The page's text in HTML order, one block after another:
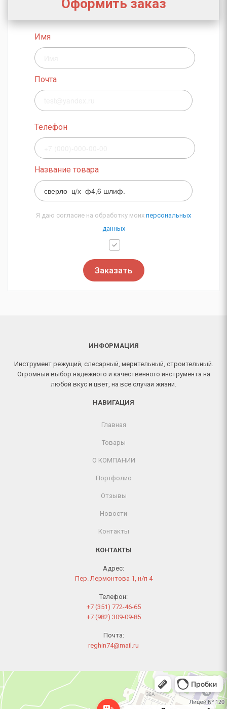
Оформить заказ
Имя
Почта
Телефон
Название товара
Я даю согласие на обработку моих персональных
данных
Заказать
ИНФОРМАЦИЯ
Инструмент режущий, слесарный, мерительный, строительный.
Огромный выбор надежного и качественного инструмента на
любой вкус и цвет, на все случаи жизни.
НАВИГАЦИЯ
Главная
Товары
О КОМПАНИИ
Портфолио
Отзывы
Новости
Контакты
КОНТАКТЫ
Адрес:
Пер. Лермонтова 1, н/п 4
Телефон:
+7 (351) 772-46-65
+7 (982) 309-09-85
Почта:
reghin74@mail.ru
Челябинск
Переулок Лермонтова, 1 — Яндекс Карты